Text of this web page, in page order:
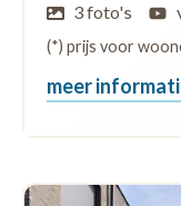
3 foto's
(*) prijs voor
meer